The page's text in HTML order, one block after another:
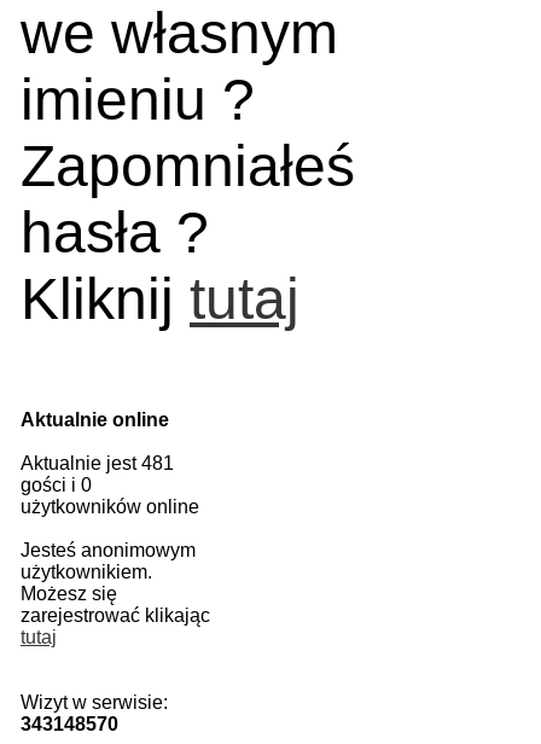
we własnym
imieniu ?
Zapomniałeś
hasła ?
Kliknij tutaj
Aktualnie online
Aktualnie jest 481
gości i 0
użytkowników online
Jesteś anonimowym
użytkownikiem.
Możesz się
zarejestrować klikając
tutaj
Wizyt w serwisie:
343148570